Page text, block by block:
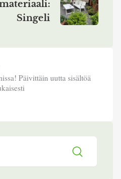
Singeli
Päivittäin uutta sisältöä